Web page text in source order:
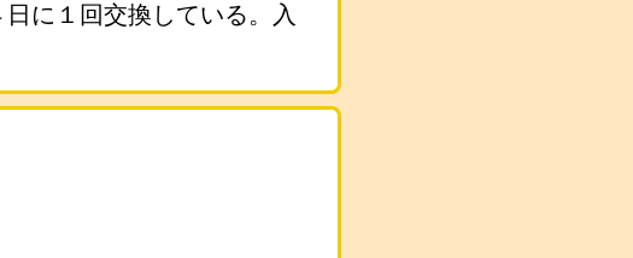
に１回交換している。入